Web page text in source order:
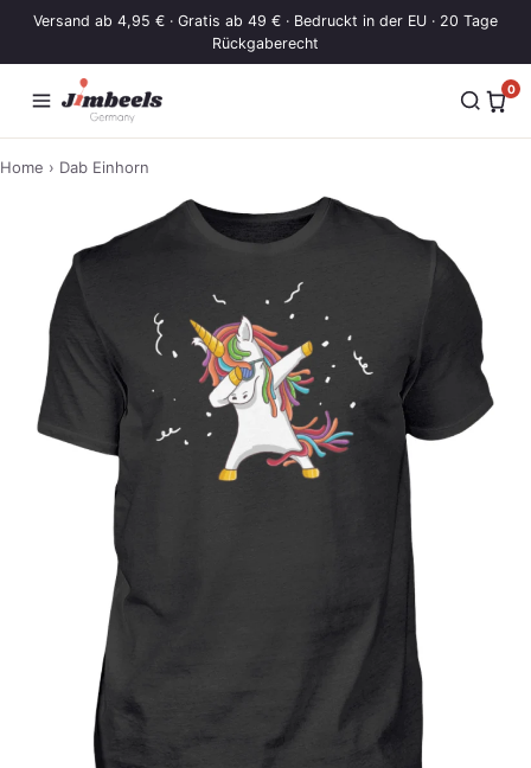
Zum Inhalt springen
Versand ab 4,95 € · Gratis ab 49 € · Bedruckt in der EU · 20 Tage
Rückgaberecht
0
Home › Dab Einhorn